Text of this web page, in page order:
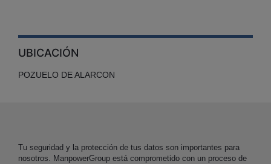
UBICACIÓN
POZUELO DE ALARCON
Tu seguridad y la protección de tus datos son importantes para
nosotros. ManpowerGroup está comprometido con un proceso de